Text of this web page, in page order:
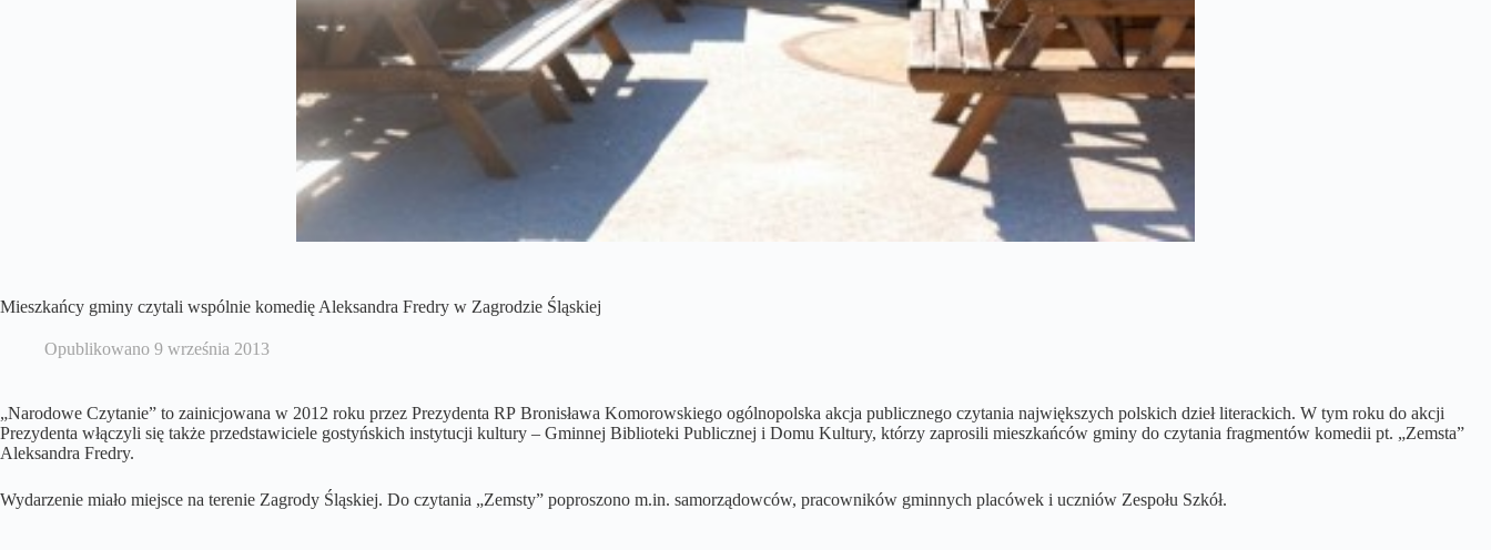
Mieszkańcy gminy czytali wspólnie komedię Aleksandra Fredry w Zagrodzie Śląskiej
Opublikowano 9 września 2013
„Narodowe Czytanie” to zainicjowana w 2012 roku przez Prezydenta RP Bronisława Komorowskiego ogólnopolska akcja publicznego czytania największych polskich dzieł literackich. W tym roku do akcji
Prezydenta włączyli się także przedstawiciele gostyńskich instytucji kultury – Gminnej Biblioteki Publicznej i Domu Kultury, którzy zaprosili mieszkańców gminy do czytania fragmentów komedii pt. „Zemsta”
Aleksandra Fredry.
Wydarzenie miało miejsce na terenie Zagrody Śląskiej. Do czytania „Zemsty” poproszono m.in. samorządowców, pracowników gminnych placówek i uczniów Zespołu Szkół.